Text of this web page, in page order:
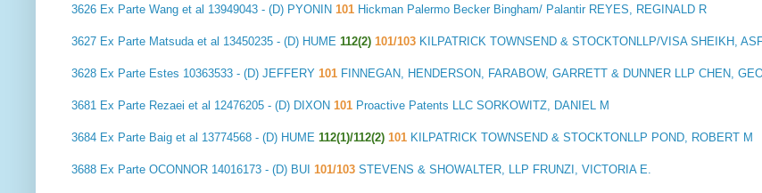
3626 Ex Parte Wang et al 13949043 - (D) PYONIN 101 Hickman Palermo Becker Bingham/ Palantir REYES, REGINALD R
3627 Ex Parte Matsuda et al 13450235 - (D) HUME 112(2) 101/103 KILPATRICK TOWNSEND & STOCKTONLLP/VISA SHEIKH,
3628 Ex Parte Estes 10363533 - (D) JEFFERY 101 FINNEGAN, HENDERSON, FARABOW, GARRETT & DUNNER LLP CHEN,
3681 Ex Parte Rezaei et al 12476205 - (D) DIXON 101 Proactive Patents LLC SORKOWITZ, DANIEL M
3684 Ex Parte Baig et al 13774568 - (D) HUME 112(1)/112(2) 101 KILPATRICK TOWNSEND & STOCKTONLLP POND, ROBERT M
3688 Ex Parte OCONNOR 14016173 - (D) BUI 101/103 STEVENS & SHOWALTER, LLP FRUNZI, VICTORIA E.